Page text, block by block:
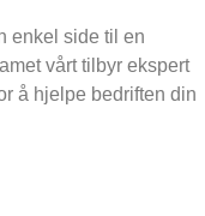
enkel side til en
vårt tilbyr ekspert
å hjelpe bedriften din